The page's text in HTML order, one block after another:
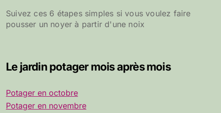
Suivez ces 6 étapes simples si vous voulez faire
pousser un noyer à partir d'une noix
Le jardin potager mois après mois
Potager en octobre
Potager en novembre